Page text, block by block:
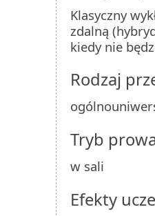
Klasyczny
zdalną
kiedy nie
Rodzaj
Tryb
w sali
Efekty